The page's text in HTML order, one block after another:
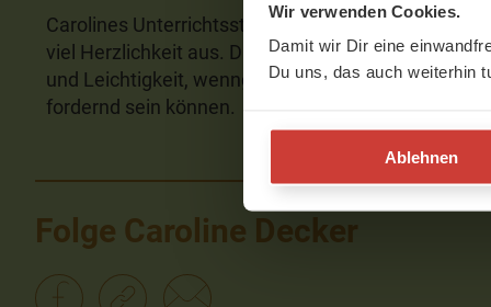
Wir verwenden Cookies.
Damit wir Dir eine
Du uns, das auch weiterhin
Ablehnen
Carolines Unterrichtsstil zeichnet sich durch
viel Herzlichkeit aus. Die Athmosphäre in ihren
und Leichtigkeit, wenngleich ihre Asana-
fordernd sein können.
Folge Caroline Decker